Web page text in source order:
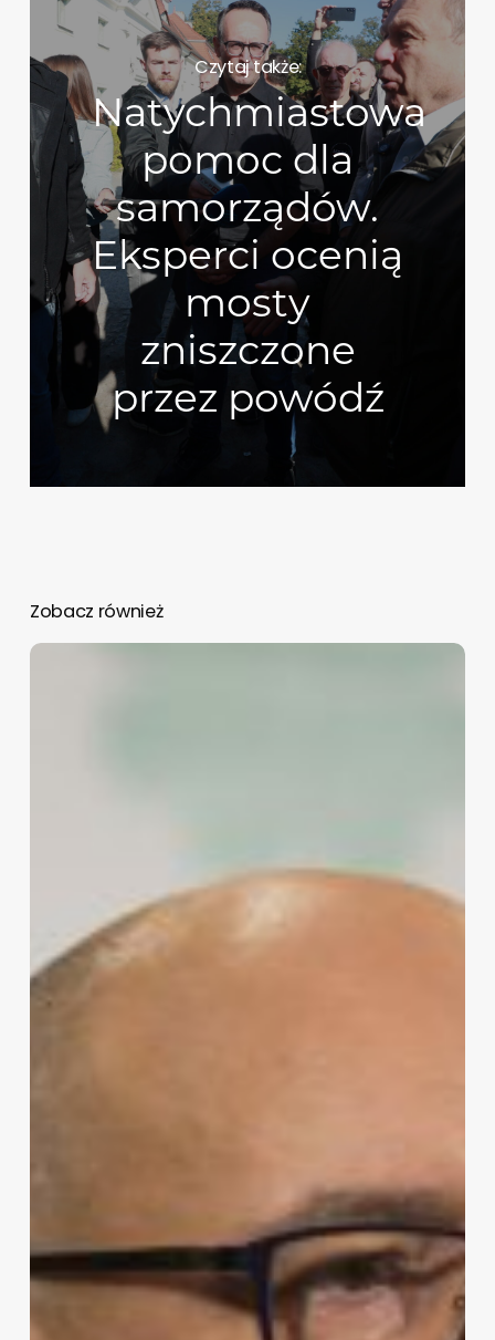
Czytaj także:
Natychmiastowa
pomoc dla
samorządów.
Eksperci ocenią
mosty
zniszczone
przez powódź
Zobacz również